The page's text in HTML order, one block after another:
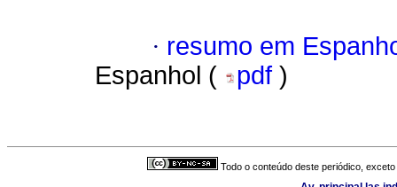
· resumo em
Espanhol (
pdf )
Todo o conteúdo deste periódico,